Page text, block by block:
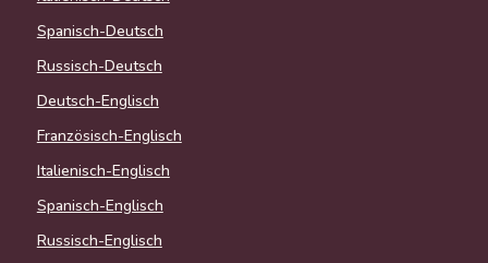
Spanisch-Deutsch
Russisch-Deutsch
Deutsch-Englisch
Französisch-Englisch
Italienisch-Englisch
Spanisch-Englisch
Russisch-Englisch